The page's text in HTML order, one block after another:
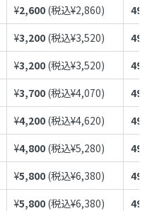
¥2,600 (税込¥2,860)
¥3,200 (税込¥3,520)
¥3,200 (税込¥3,520)
¥3,700 (税込¥4,070)
¥4,200 (税込¥4,620)
¥4,800 (税込¥5,280)
¥5,800 (税込¥6,380)
¥5,800 (税込¥6,380)